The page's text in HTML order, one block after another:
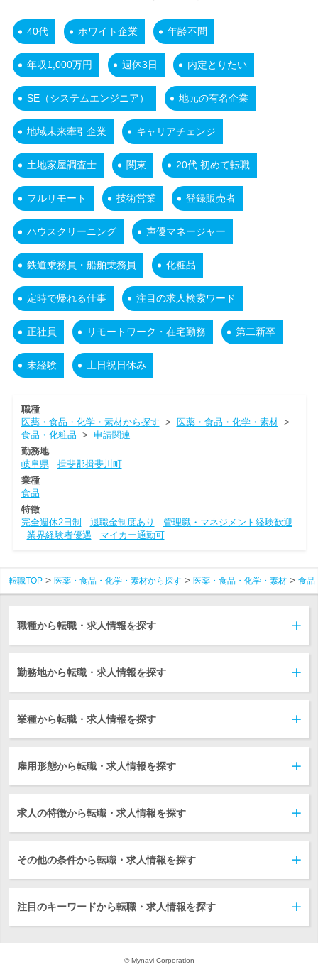
40代 ホワイト企業 年齢不問
年収1,000万円 週休3日 内定とりたい
SE（システムエンジニア） 地元の有名企業
地域未来牽引企業 キャリアチェンジ
土地家屋調査士 関東 20代 初めて転職
フルリモート 技術営業 登録販売者
ハウスクリーニング 声優マネージャー
鉄道乗務員・船舶乗務員 化粧品
定時で帰れる仕事 注目の求人検索ワード
正社員 リモートワーク・在宅勤務 第二新卒
未経験 土日祝日休み
職種
医薬・食品・化学・素材から探す > 医薬・食品・化学・素材>
食品・化粧品 > 申請関連
勤務地
岐阜県
揖斐郡揖斐川町
業種
食品
特徴
完全週休2日制
退職金制度あり
管理職・マネジメント経験歓迎
業界経験者優遇
マイカー通勤可
転職TOP 医薬・食品・化学・素材から探す 医薬・食品・化学・素材 食品
職種から転職・求人情報を探す
勤務地から転職・求人情報を探す
業種から転職・求人情報を探す
雇用形態から転職・求人情報を探す
求人の特徴から転職・求人情報を探す
その他の条件から転職・求人情報を探す
注目のキーワードから転職・求人情報を探す
© Mynavi Corporation